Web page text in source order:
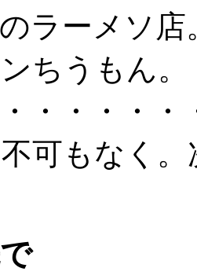
ラーメソ店
ちうもん。
・・・・・
可もなく